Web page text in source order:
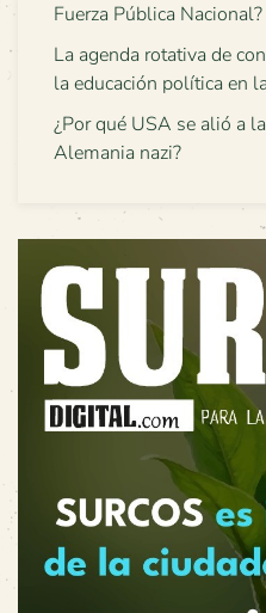
Fuerza Pública Nacional?
La agenda rotativa de
la educación política en
¿Por qué USA se alió a
Alemania nazi?